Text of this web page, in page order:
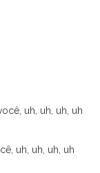
uh, uh, uh, uh
uh, uh, uh, uh